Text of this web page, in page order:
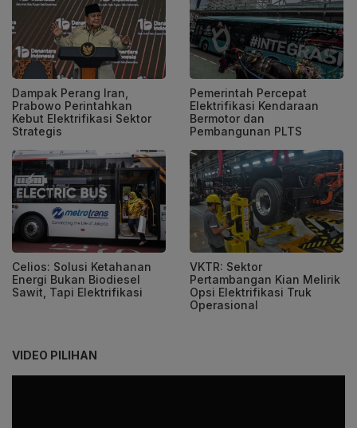
Dampak Perang Iran,
Prabowo Perintahkan
Kebut Elektrifikasi Sektor
Strategis
Pemerintah Percepat
Elektrifikasi Kendaraan
Bermotor dan
Pembangunan PLTS
Celios: Solusi Ketahanan
Energi Bukan Biodiesel
Sawit, Tapi Elektrifikasi
VKTR: Sektor
Pertambangan Kian Melirik
Opsi Elektrifikasi Truk
Operasional
VIDEO PILIHAN